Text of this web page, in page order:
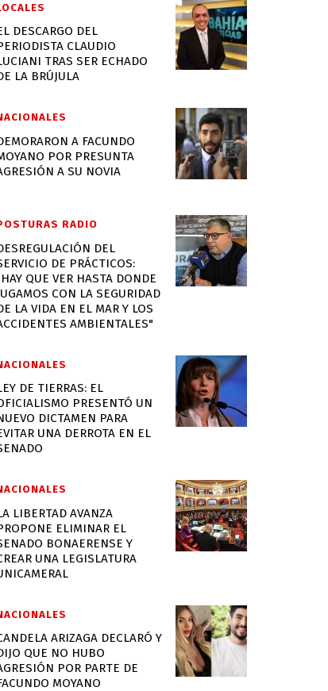
DESCARGO DEL
CLAUDIO
TRAS SER ECHADO
LA BRÚJULA
A FACUNDO
POR PRESUNTA
A SU NOVIA
DEL
DE PRÁCTICOS:
QUE VER HASTA DONDE
CON LA SEGURIDAD
LA VIDA EN EL MAR Y LOS
AMBIENTALES"
RADIO
DE TIERRAS: EL
PRESENTÓ UN
DICTAMEN PARA
UNA DERROTA EN EL
LIBERTAD AVANZA
ELIMINAR EL
BONAERENSE Y
UNA LEGISLATURA
ARIZAGA DECLARÓ Y
QUE NO HUBO
POR PARTE DE
MOYANO